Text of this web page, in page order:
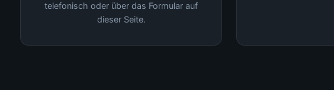
telefonisch oder über das Formular auf
dieser Seite.